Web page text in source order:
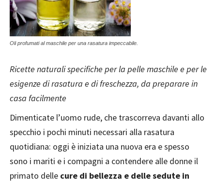
Oli profumati al maschile per una rasatura impeccabile.
Ricette naturali specifiche per la pelle maschile e per le
esigenze di rasatura e di freschezza, da preparare in
casa facilmente
Dimenticate l’uomo rude, che trascorreva davanti allo
specchio i pochi minuti necessari alla rasatura
quotidiana: oggi è iniziata una nuova era e spesso
sono i mariti e i compagni a contendere alle donne il
primato delle cure di bellezza e delle sedute in